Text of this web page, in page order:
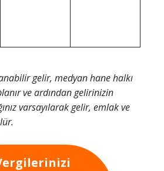
gelir, medyan hane halkı
ve ardından gelirinizin
varsayılarak gelir, emlak ve